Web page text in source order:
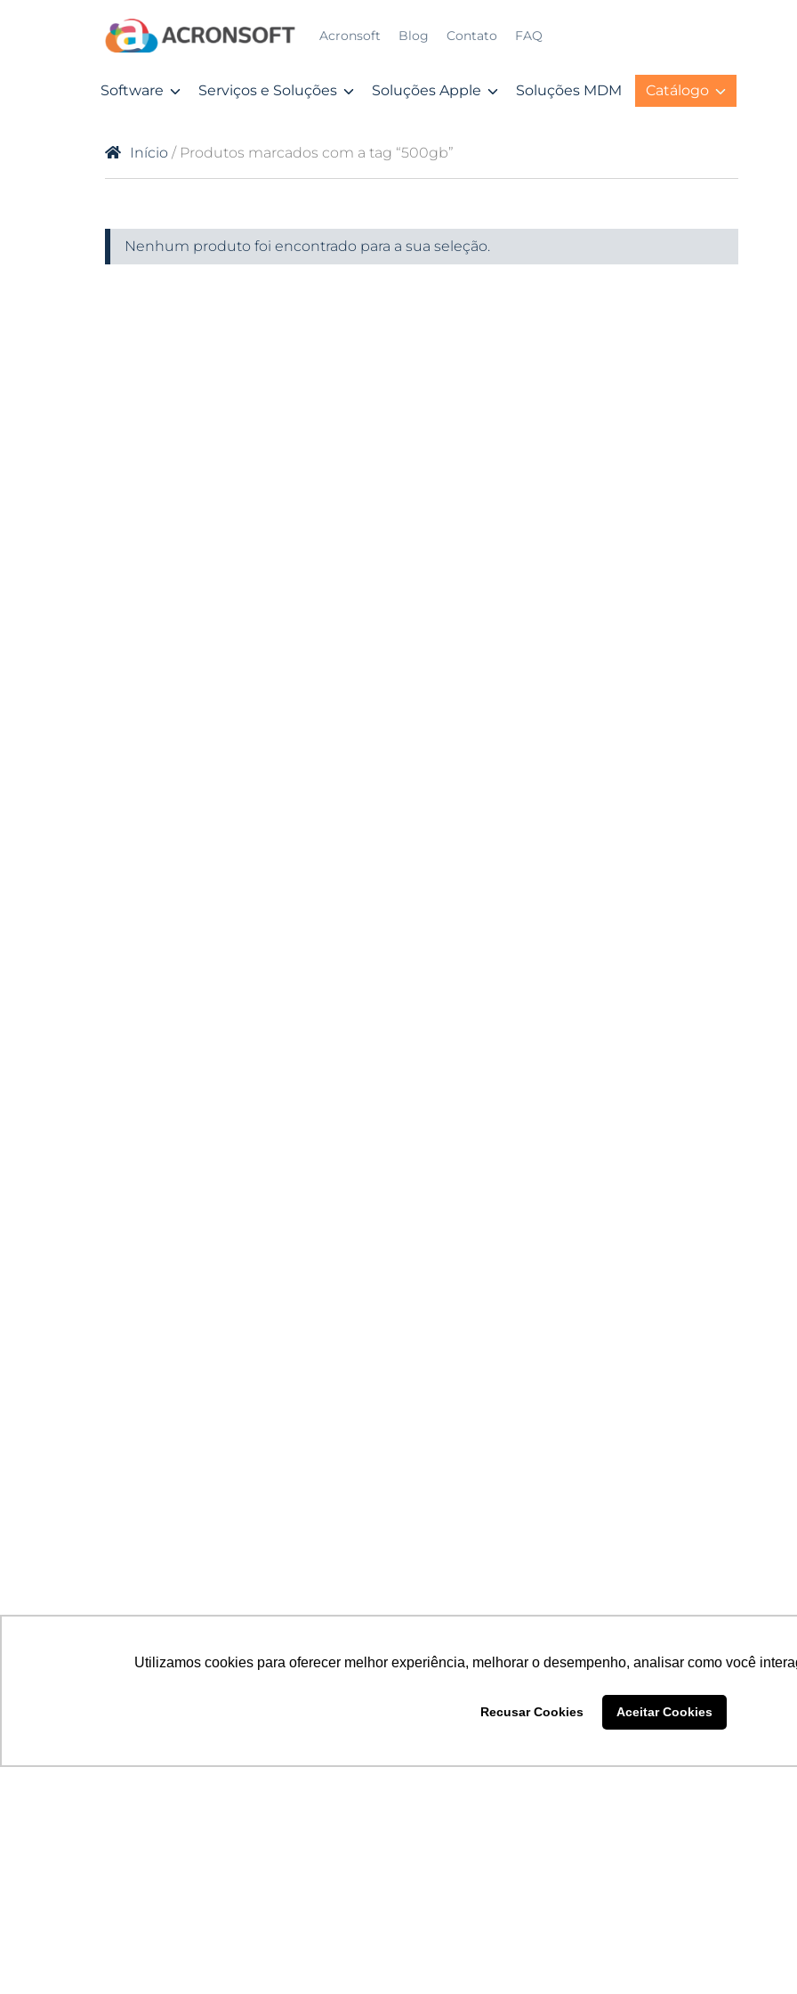
Utilizamos cookies para oferecer melhor experiência, melhorar o desempenho, analisar como você
Recusar Cookies Aceitar Cookies
Acronsoft Blog Contato FAQ
Software Serviços e Soluções Soluções Apple Soluções MDM Catálogo
Início / Produtos marcados com a tag “500gb”
Nenhum produto foi encontrado para a sua seleção.